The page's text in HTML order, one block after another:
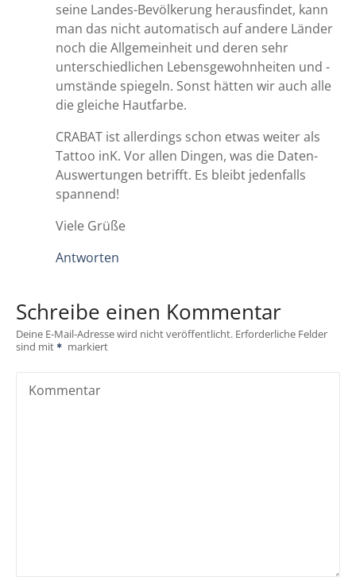
seine Landes-Bevölkerung herausfindet, kann
man das nicht automatisch auf andere Länder
noch die Allgemeinheit und deren sehr
unterschiedlichen Lebensgewohnheiten und -
umstände spiegeln. Sonst hätten wir auch alle
die gleiche Hautfarbe.
CRABAT ist allerdings schon etwas weiter als
Tattoo inK. Vor allen Dingen, was die Daten-
Auswertungen betrifft. Es bleibt jedenfalls
spannend!
Viele Grüße
Antworten
Schreibe einen Kommentar
Deine E-Mail-Adresse wird nicht veröffentlicht. Erforderliche Felder
sind mit
markiert
Kommentar